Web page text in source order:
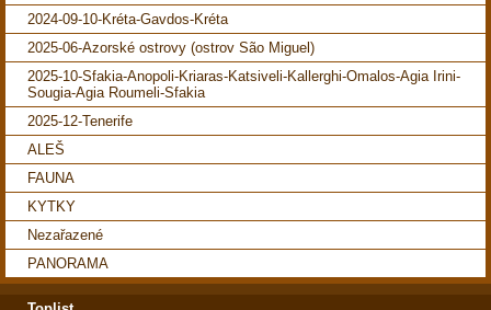
2024-09-10-Kréta-Gavdos-Kréta
2025-06-Azorské ostrovy (ostrov São Miguel)
2025-10-Sfakia-Anopoli-Kriaras-Katsiveli-Kallerghi-Omalos-Agia Irini-
Sougia-Agia Roumeli-Sfakia
2025-12-Tenerife
ALEŠ
FAUNA
KYTKY
Nezařazené
PANORAMA